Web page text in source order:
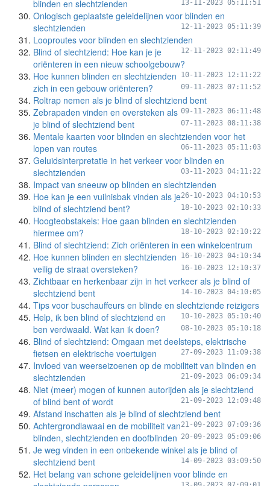
blinden en slechtzienden
13-11-2023 05:11:51
Onlogisch geplaatste geleidelijnen voor blinden en
slechtzienden
12-11-2023 05:11:39
Looproutes voor blinden en slechtzienden
12-11-2023 02:11:49
Blind of slechtziend: Hoe kan je je
oriënteren in een nieuw schoolgebouw?
10-11-2023 12:11:22
Hoe kunnen blinden en slechtzienden
zich in een gebouw oriënteren?
09-11-2023 07:11:52
Roltrap nemen als je blind of slechtziend bent
09-11-2023 06:11:48
Zebrapaden vinden en oversteken als
je blind of slechtziend bent
07-11-2023 08:11:38
Mentale kaarten voor blinden en slechtzienden voor het
lopen van routes
06-11-2023 05:11:03
Geluidsinterpretatie in het verkeer voor blinden en
slechtzienden
03-11-2023 04:11:22
Impact van sneeuw op blinden en slechtzienden
26-10-2023 04:10:53
Hoe kan je een vuilnisbak vinden als je
blind of slechtziend bent?
18-10-2023 02:10:33
Hoogteobstakels: Hoe gaan blinden en slechtzienden
hiermee om?
18-10-2023 02:10:22
Blind of slechtziend: Zich oriënteren in een winkelcentrum
16-10-2023 04:10:34
Hoe kunnen blinden en slechtzienden
veilig de straat oversteken?
16-10-2023 12:10:37
Zichtbaar en herkenbaar zijn in het verkeer als je blind of
slechtziend bent
14-10-2023 04:10:05
Tips voor buschauffeurs en blinde en slechtziende reizigers
10-10-2023 05:10:40
Help, ik ben blind of slechtziend en
ben verdwaald. Wat kan ik doen?
08-10-2023 05:10:18
Blind of slechtziend: Omgaan met deelsteps, elektrische
fietsen en elektrische voertuigen
27-09-2023 11:09:38
Invloed van weerseizoenen op de mobiliteit van blinden en
slechtzienden
21-09-2023 06:09:34
Niet (meer) mogen of kunnen autorijden als je slechtziend
of blind bent of wordt
21-09-2023 12:09:48
Afstand inschatten als je blind of slechtziend bent
21-09-2023 07:09:36
Achtergrondlawaai en de mobiliteit van
blinden, slechtzienden en doofblinden 20-09-2023 05:09:06
Je weg vinden in een onbekende winkel als je blind of
slechtziend bent
14-09-2023 03:09:50
Het belang van schone geleidelijnen voor blinde en